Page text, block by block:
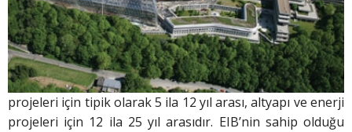
projeleri için tipik olarak 5 ila 12 yıl arası, altyapı ve enerji
projeleri için 12 ila 25 yıl arasıdır. EIB’nin sahip olduğu